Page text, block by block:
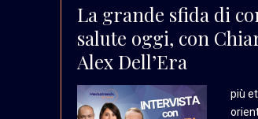
La grande sfida di
salute oggi, con
Alex Dell’Era
più